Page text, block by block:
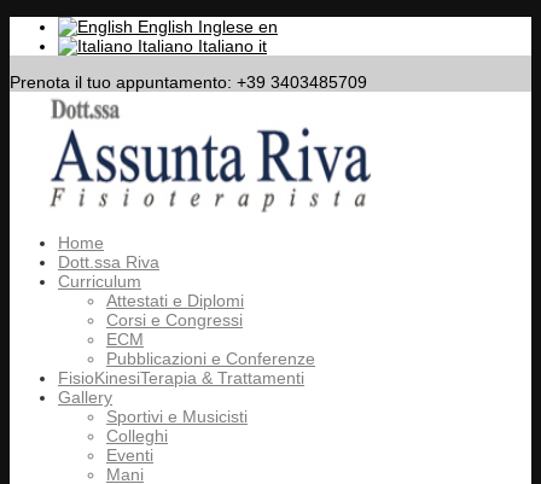
English Inglese en
Italiano Italiano it
Prenota il tuo appuntamento: +39 3403485709
Home
Dott.ssa Riva
Curriculum
Attestati e Diplomi
Corsi e Congressi
ECM
Pubblicazioni e Conferenze
FisioKinesiTerapia & Trattamenti
Gallery
Sportivi e Musicisti
Colleghi
Eventi
Mani